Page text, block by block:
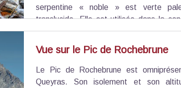
en plein écran
serpentine « noble » est verte
translucide. Elle est utilisée dans la
Les serpentines sont utilisées en
ou les poumons. Elles aideraient aussi à la
Vue sur le Pic de Rochebrune
Le Pic de Rochebrune est
Queyras. Son isolement et son